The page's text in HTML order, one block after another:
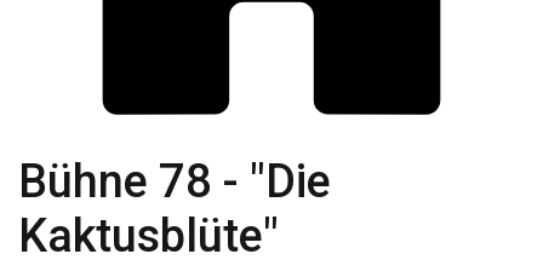
Bühne 78 - "Die
Kaktusblüte"